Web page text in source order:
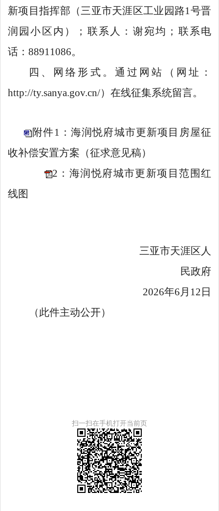
新项目指挥部（三亚市天涯区工业园路1 号晋
润园小区内 ）；联系人： 谢宛均；联系电
话： 88911086。
四、
网络形式。通过网站
（网址：
http://ty.sanya.gov.cn/） 在线征集系统留言。
附件1：海润悦府城市更新项目房屋征
收补偿安置方案（征求意见稿）
2：海润悦府城市更新项目范围红
线图
三亚市天涯区人
民政府
2026年6 月 12 日
（此件主动公开）
扫一扫在手机打开当前页